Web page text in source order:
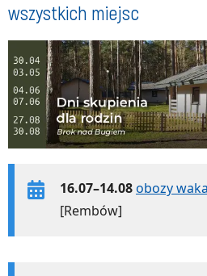
wszystkich miejsc
16.07–14.08obozy
[Rembów]